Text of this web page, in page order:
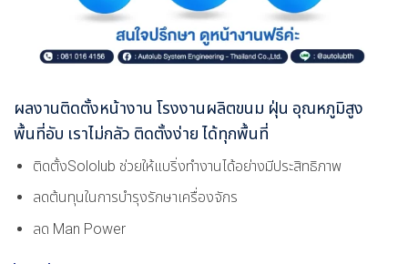
ผลงานติดตั้งหน้างาน โรงงานผลิตขนม ฝุ่น อุณหภูมิสูง
พื้นที่อับ เราไม่กลัว ติดตั้งง่าย ได้ทุกพื้นที่
ติดตั้งSololub ช่วยให้แบริ่งทำงานได้อย่างมีประสิทธิภาพ
ลดต้นทุนในการบำรุงรักษาเครื่องจักร
ลด Man Power